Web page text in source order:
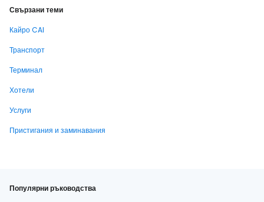
Свързани теми
Кайро CAI
Транспорт
Терминал
Хотели
Услуги
Пристигания и заминавания
Популярни ръководства